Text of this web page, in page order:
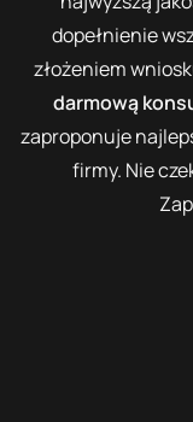
dopełnienie
złożeniem
darmową
zaproponuje
firmy. Nie